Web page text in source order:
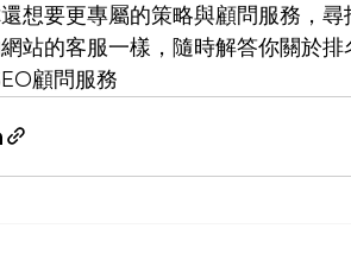
想要更專屬的策略與顧問服務，
站的客服一樣，隨時解答你關於
顧問服務